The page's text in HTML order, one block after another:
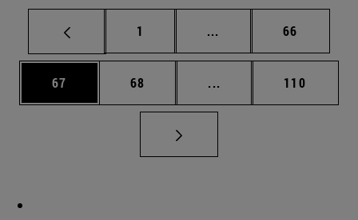
Página
1 ... Páginas intermedias
Página
66
Página
67 Página
68 ... Páginas intermedias
Página
110